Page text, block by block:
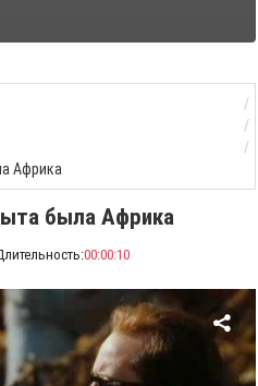
Африка
была Африка
00:00:10